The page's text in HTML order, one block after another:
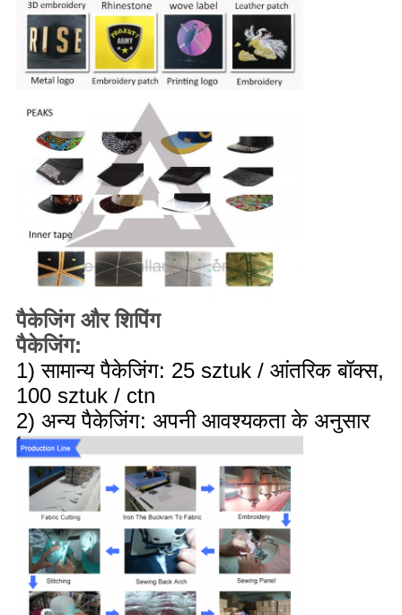
पैकेजिंग और शिपिंग
पैकेजिंग:
1) सामान्य पैकेजिंग: 25 sztuk / आंतरिक बॉक्स,
100 sztuk / ctn
2) अन्य पैकेजिंग: अपनी आवश्यकता के अनुसार